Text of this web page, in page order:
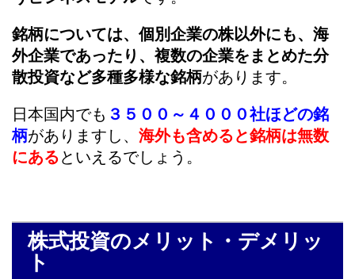
銘柄については、個別企業の株以外にも、海
外企業であったり、複数の企業をまとめた分
散投資など多種多様な銘柄があります。
日本国内でも ３５００～４０００社ほどの銘
柄がありますし、 海外も含めると銘柄は無数
にあるといえるでしょう。
株式投資のメリット・デメリッ
ト